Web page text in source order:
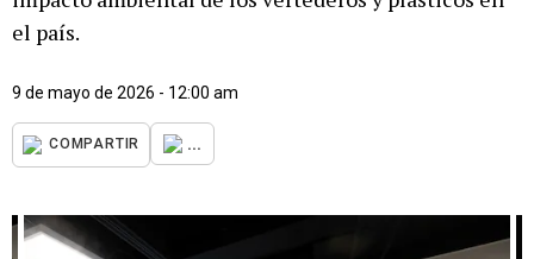
el país.
9 de mayo de 2026 - 12:00 am
COMPARTIR ...